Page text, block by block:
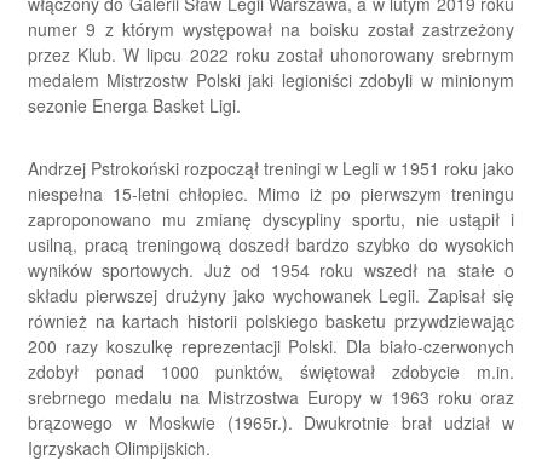
numer 9 z którym występował na boisku został zastrzeżony
przez Klub. W lipcu 2022 roku został uhonorowany srebrnym
medalem Mistrzostw Polski jaki legioniści zdobyli w minionym
sezonie Energa Basket Ligi.
Andrzej Pstrokoński rozpoczął treningi w Legli w 1951 roku jako
niespełna 15-letni chłopiec. Mimo iż po pierwszym treningu
zaproponowano mu zmianę dyscypliny sportu, nie ustąpił i
usilną, pracą treningową doszedł bardzo szybko do wysokich
wyników sportowych. Już od 1954 roku wszedł na stałe o
składu pierwszej drużyny jako wychowanek Legii. Zapisał się
również na kartach historii polskiego basketu przywdziewając
200 razy koszulkę reprezentacji Polski. Dla biało-czerwonych
zdobył ponad 1000 punktów, świętował zdobycie m.in.
srebrnego medalu na Mistrzostwa Europy w 1963 roku oraz
brązowego w Moskwie (1965r.). Dwukrotnie brał udział w
Igrzyskach Olimpijskich.